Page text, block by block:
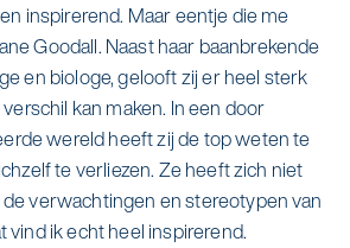
inspirerend. Maar eentje die me
Goodall. Naast haar baanbrekende
en biologe, gelooft zij er heel sterk
kan maken. In een door
wereld heeft zij de top weten te
te verliezen. Ze heeft zich niet
verwachtingen en stereotypen van
vind ik echt heel inspirerend.